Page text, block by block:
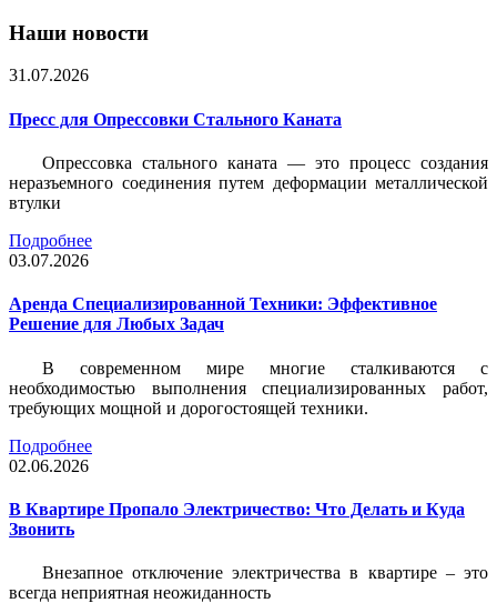
Наши новости
31.07.2026
Пресс для Опрессовки Стального Каната
Опрессовка стального каната — это процесс создания
неразъемного соединения путем деформации металлической
втулки
Подробнее
03.07.2026
Аренда Специализированной Техники: Эффективное
Решение для Любых Задач
В современном мире многие сталкиваются с
необходимостью выполнения специализированных работ,
требующих мощной и дорогостоящей техники.
Подробнее
02.06.2026
В Квартире Пропало Электричество: Что Делать и Куда
Звонить
Внезапное отключение электричества в квартире – это
всегда неприятная неожиданность